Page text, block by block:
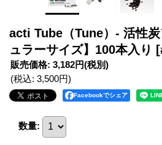
acti Tube（Tune）- 活性
ュラーサイズ】100本入り
販売価格: 3,182円(税別)
(税込: 3,500円)
Facebookでシェア
数量: